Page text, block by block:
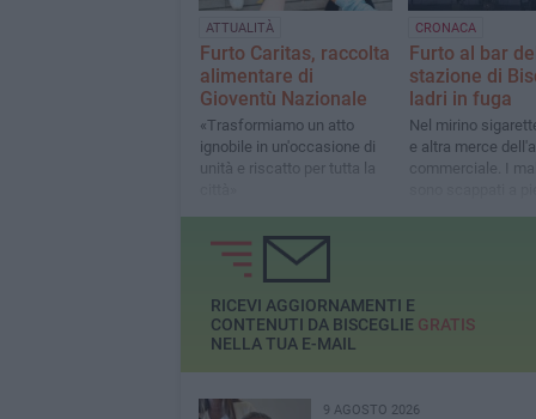
ATTUALITÀ
Furto Caritas, raccolta
alimentare di
Gioventù Nazionale
«Trasformiamo un atto
ignobile in un'occasione di
unità e riscatto per tutta la
CRONACA
Furto al bar
stazione di
ladri in fuga
Nel mirino
e altra merce
commerciale. I
sono scappati a
RICEVI AGGIORNAMENTI E
CONTENUTI DA BISCEGLIE GRATIS
NELLA TUA E-MAIL
9 AGOSTO 2026